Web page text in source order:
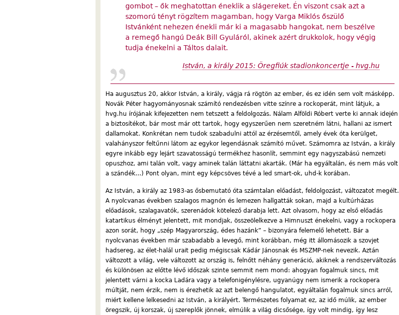
gombot – ők meghatottan éneklik a slágereket. Én viszont csak azt a
szomorú tényt rögzítem magamban, hogy Varga Miklós őszülő
Istvánként nehezen énekli már ki a magasabb hangokat, nem beszélve
a remegő hangú Deák Bill Gyuláról, akinek azért drukkolok, hogy végig
tudja énekelni a Táltos dalait.
István, a király 2015: Öregfiúk stadionkoncertje - hvg.hu
Ha augusztus 20, akkor István, a király, vágja rá rögtön az ember, és ez idén sem volt másképp.
Novák Péter hagyományosnak számító rendezésben vitte színre a rockoperát, mint látjuk, a
hvg.hu írójának kifejezetten nem tetszett a feldolgozás. Nálam Alföldi Róbert verte ki annak idején
a biztosítékot, bár most már ott tartok, hogy egyszerűen nem szeretném látni, hallani az ismert
dallamokat. Konkrétan nem tudok szabadulni attól az érzésemtől, amely évek óta kerülget,
valahányszor feltűnni látom az egykor legendásnak számító művet. Számomra az István, a király
egyre inkább egy lejárt szavatosságú termékhez hasonlít, semmint egy nagyszabású nemzeti
opuszhoz, ami talán volt, vagy aminek talán láttatni akarták. (Már ha egyáltalán, és nem más volt
a szándék…) Pont olyan, mint egy képcsöves tévé a led smart-ok, uhd-k korában.
Az István, a király az 1983-as ősbemutató óta számtalan előadást, feldolgozást, változatot megélt.
A nyolcvanas években szalagos magnón és lemezen hallgatták sokan, majd a kultúrházas
előadások, szalagavatók, szerenádok kötelező darabja lett. Azt olvasom, hogy az első előadás
katartikus élményt jelentett, mit mondjak, összeölelkezve a Himnuszt énekelni, vagy a rockopera
azon sorát, hogy „szép Magyarország, édes hazánk” – bizonyára felemelő lehetett. Bár a
nyolcvanas években már szabadabb a levegő, mint korábban, még itt állomásozik a szovjet
hadsereg, az élet-halál urait pedig mégiscsak Kádár Jánosnak és MSZMP-nek nevezik. Aztán
változott a világ, vele változott az ország is, felnőtt néhány generáció, akiknek a rendszerváltozás
és különösen az előtte lévő időszak szinte semmit nem mond: ahogyan fogalmuk sincs, mit
jelentett várni a kocka Ladára vagy a telefonigénylésre, ugyanúgy nem ismerik a rockopera
múltját, nem érzik, nem is érezhetik az azt belengő hangulatot, egyáltalán fogalmuk sincs arról,
miért kellene lelkesedni az István, a királyért. Természetes folyamat ez, az idő múlik, az ember
öregszik, új korszak, új szereplők jönnek, elmúlik a világ dicsősége, így volt mindig, így lesz